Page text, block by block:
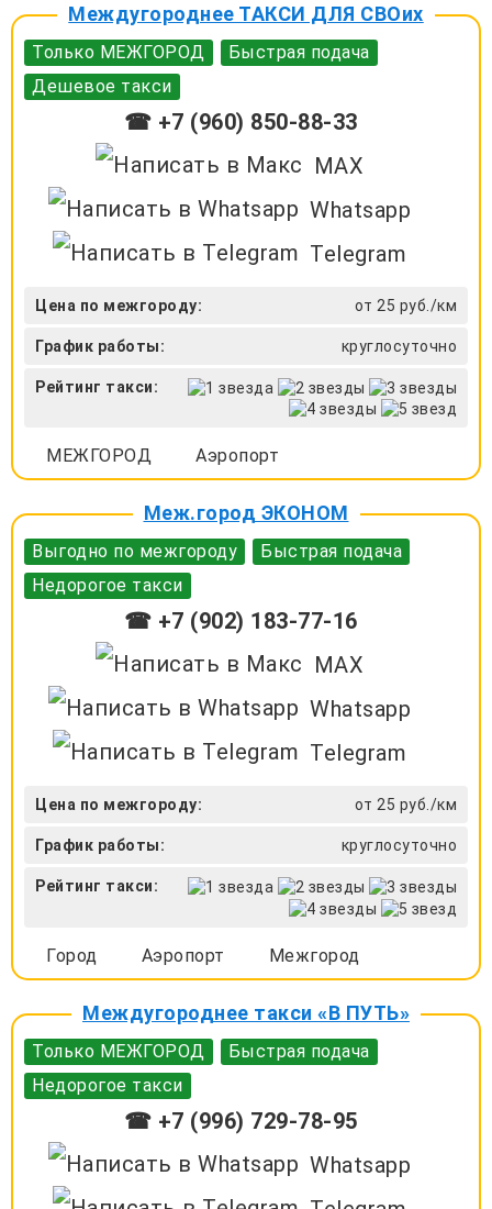
Междугороднее ТАКСИ ДЛЯ СВОих
Только МЕЖГОРОД
Быстрая подача
Дешевое такси
☎ +7 (960) 850-88-33
MAX
Whatsapp
Telegram
Цена по межгороду: от 25 руб./км
График работы: круглосуточно
Рейтинг такси:
МЕЖГОРОД Аэропорт
Меж.город ЭКОНОМ
Выгодно по межгороду
Быстрая подача
Недорогое такси
☎ +7 (902) 183-77-16
MAX
Whatsapp
Telegram
Цена по межгороду: от 25 руб./км
График работы: круглосуточно
Рейтинг такси:
Город Аэропорт Межгород
Междугороднее такси «В ПУТЬ»
Только МЕЖГОРОД
Быстрая подача
Недорогое такси
☎ +7 (996) 729-78-95
Whatsapp